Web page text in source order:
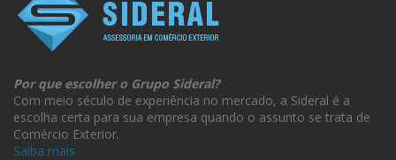
Por que escolher o Grupo Sideral?
Com meio século de experiência no mercado, a Sideral é a
escolha certa para sua empresa quando o assunto se trata de
Comércio Exterior.
Saiba mais